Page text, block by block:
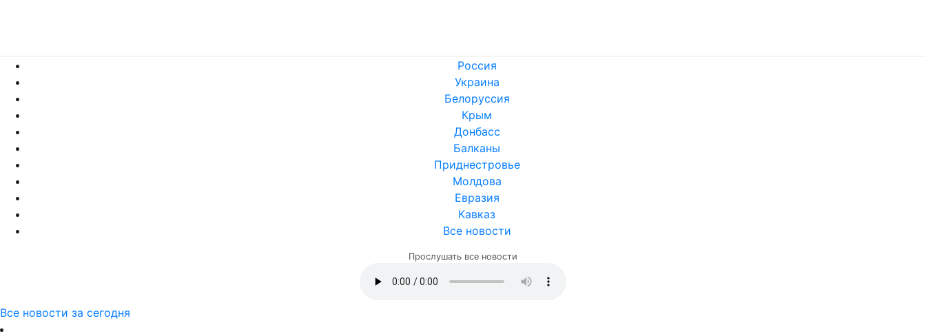
Россия
Украина
Белоруссия
Крым
Донбасс
Балканы
Приднестровье
Молдова
Евразия
Кавказ
Все новости
Прослушать все новости
Все новости за сегодня